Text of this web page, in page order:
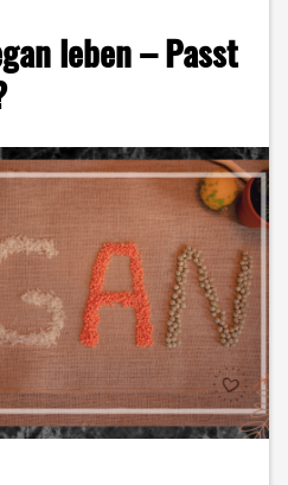
leben – Passt